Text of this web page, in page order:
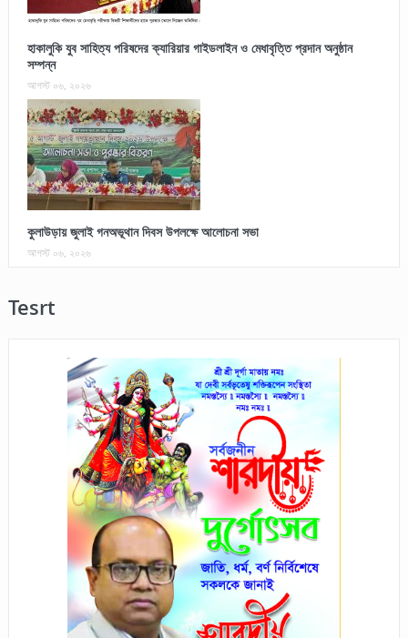
হাকালুকি যুব সাহিত্য পরিষদের ক্যারিয়ার গাইডলাইন ও মেধাবৃত্তি প্রদান অনুষ্ঠান
সম্পন্ন
আগস্ট ০৬, ২০২৬
কুলাউড়ায় জুলাই গনঅভূথান দিবস উপলক্ষে আলোচনা সভা
আগস্ট ০৬, ২০২৬
Tesrt